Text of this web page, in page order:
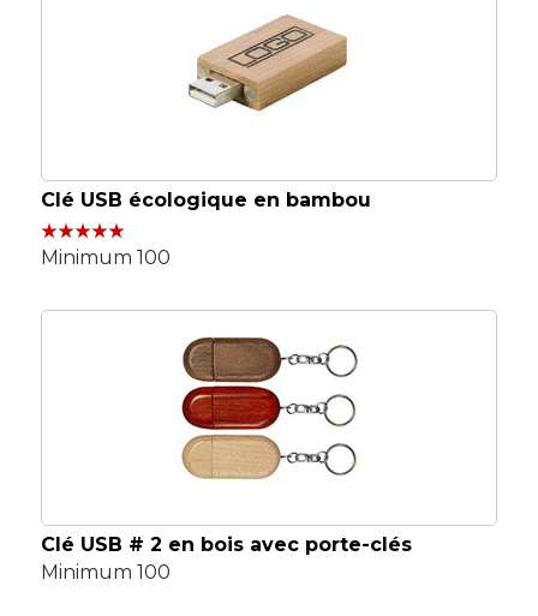
Clé USB écologique en bambou
Minimum 100
Clé USB # 2 en bois avec porte-clés
Minimum 100